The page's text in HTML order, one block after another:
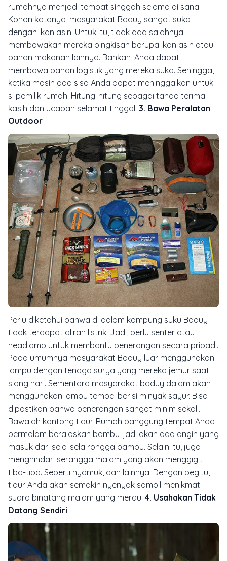
rumahnya menjadi tempat singgah selama di sana.
Konon katanya, masyarakat Baduy sangat suka
dengan ikan asin. Untuk itu, tidak ada salahnya
membawakan mereka bingkisan berupa ikan asin atau
bahan makanan lainnya. Bahkan, Anda dapat
membawa bahan logistik yang mereka suka. Sehingga,
ketika masih ada sisa Anda dapat meninggalkan untuk
si pemilik rumah. Hitung-hitung sebagai tanda terima
kasih dan ucapan selamat tinggal. 3. Bawa Peralatan
Outdoor
Perlu diketahui bahwa di dalam kampung suku Baduy
tidak terdapat aliran listrik. Jadi, perlu senter atau
headlamp untuk membantu penerangan secara pribadi.
Pada umumnya masyarakat Baduy luar menggunakan
lampu dengan tenaga surya yang mereka jemur saat
siang hari. Sementara masyarakat baduy dalam akan
menggunakan lampu tempel berisi minyak sayur. Bisa
dipastikan bahwa penerangan sangat minim sekali.
Bawalah kantong tidur. Rumah panggung tempat Anda
bermalam beralaskan bambu, jadi akan ada angin yang
masuk dari sela-sela rongga bambu. Selain itu, juga
menghindari serangga malam yang akan menggigit
tiba-tiba. Seperti nyamuk, dan lainnya. Dengan begitu,
tidur Anda akan semakin nyenyak sambil menikmati
suara binatang malam yang merdu. 4. Usahakan Tidak
Datang Sendiri